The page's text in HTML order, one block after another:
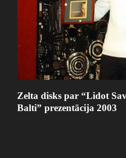
Zelta disks par “Lidot
Balti” prezentācija 2003